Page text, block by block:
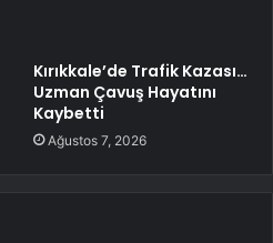
Kırıkkale’de Trafik Kazası…
Uzman Çavuş Hayatını
Kaybetti
Ağustos 7, 2026